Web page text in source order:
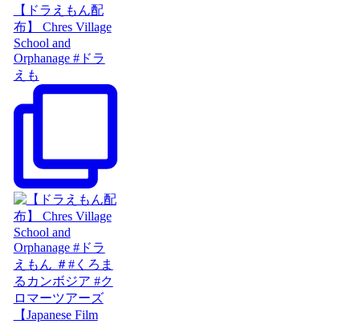
【ドラえもん配
布】 Chres Village
School and
Orphanage #ドラ
えも
【Japanese Film